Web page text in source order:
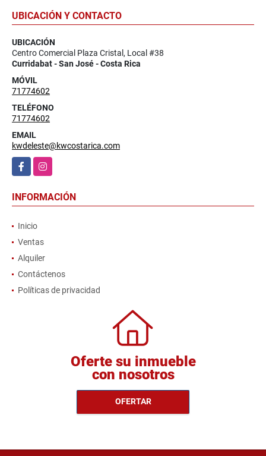
UBICACIÓN Y CONTACTO
UBICACIÓN
Centro Comercial Plaza Cristal, Local #38
Curridabat - San José - Costa Rica
MÓVIL
71774602
TELÉFONO
71774602
EMAIL
kwdeleste@kwcostarica.com
FacebookInstagram
INFORMACIÓN
Inicio
Ventas
Alquiler
Contáctenos
Políticas de privacidad
Oferte su inmueble
con nosotros
OFERTAR